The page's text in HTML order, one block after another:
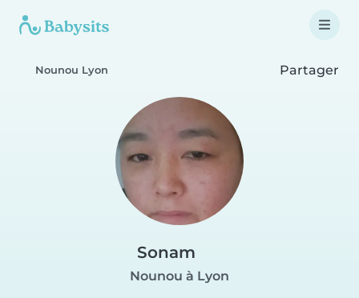
Nounou Lyon Partager
Sonam
Nounou à Lyon